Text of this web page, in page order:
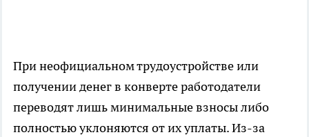
При неофициальном трудоустройстве или
получении денег в конверте работодатели
переводят лишь минимальные взносы либо
полностью уклоняются от их уплаты. Из-за